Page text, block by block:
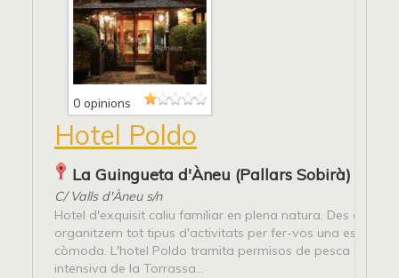
0 opinions
Hotel Poldo
La Guingueta d'Àneu (Pallars Sobirà)
C/ Valls d'Àneu s/n
Hotel d'exquisit caliu familiar en plena natura. Des de
organitzem tot tipus d'activitats per fer-vos una estada
còmoda. L'hotel Poldo tramita permisos de pesca a
intensiva de la Torrassa...